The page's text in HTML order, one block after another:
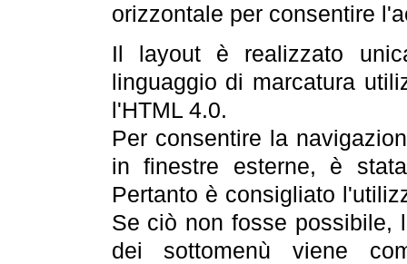
orizzontale per consentire
Il layout è realizzato
linguaggio di marcatura
l'HTML 4.0.
Per consentire la
in finestre esterne, è
Pertanto è consigliato
Se ciò non fosse possibile,
dei sottomenù viene